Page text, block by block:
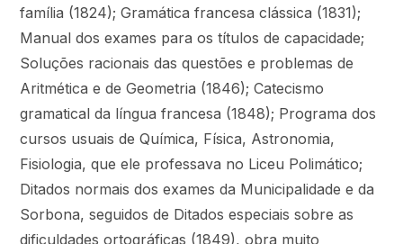
família (1824); Gramática francesa clássica (1831);
Manual dos exames para os títulos de capacidade;
Soluções racionais das questões e problemas de
Aritmética e de Geometria (1846); Catecismo
gramatical da língua francesa (1848); Programa dos
cursos usuais de Química, Física, Astronomia,
Fisiologia, que ele professava no Liceu Polimático;
Ditados normais dos exames da Municipalidade e da
Sorbona, seguidos de Ditados especiais sobre as
dificuldades ortográficas (1849), obra muito